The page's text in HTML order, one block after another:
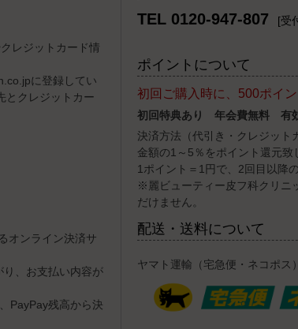
レジットカード情
に登録してい
とクレジットカー
オンライン決済サ
り、お支払い内容が
PayPay残高から決
TEL 0120-947-807
[受
ポイントについて
初回ご購入時に、500ポイン
初回特典あり 年会費無料 有
決済方法（代引き・クレジット
金額の1～5％をポイント還元致
1ポイント＝1円で、2回目以降
※麗ビューティー皮フ科クリニ
だけません。
配送・送料について
ヤマト運輸（宅急便・ネコポス